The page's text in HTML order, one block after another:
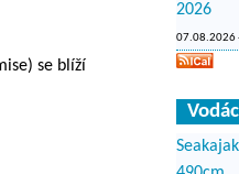
se blíží
2026
07.08.2026